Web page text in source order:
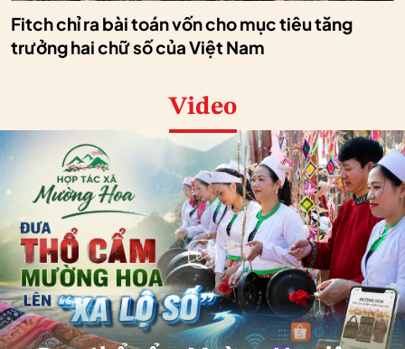
Fitch chỉ ra bài toán vốn cho mục tiêu tăng
trưởng hai chữ số của Việt Nam
Video